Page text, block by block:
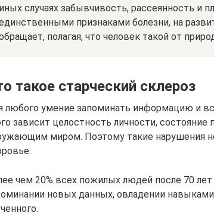
иных случаях забывчивость, рассеянность и
признаками болезни, на
полагая, что человек такой от
такое старческий склероз
любого умение запоминать информацию и
зависит целостность личности,
миром. Поэтому такие нарушения
чем 20% всех пожилых людей после 70
новых данных, овладении